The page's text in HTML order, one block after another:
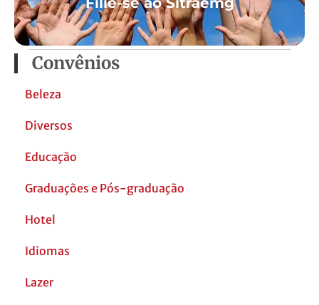
Convênios
Beleza
Diversos
Educação
Graduações e Pós-graduação
Hotel
Idiomas
Lazer